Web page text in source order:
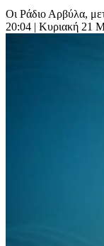
Οι Ράδιο Αρβύλα,
20:04 | Κυριακή 21